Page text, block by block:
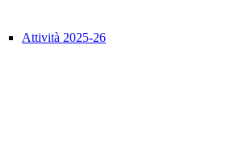
Attività 2025-26